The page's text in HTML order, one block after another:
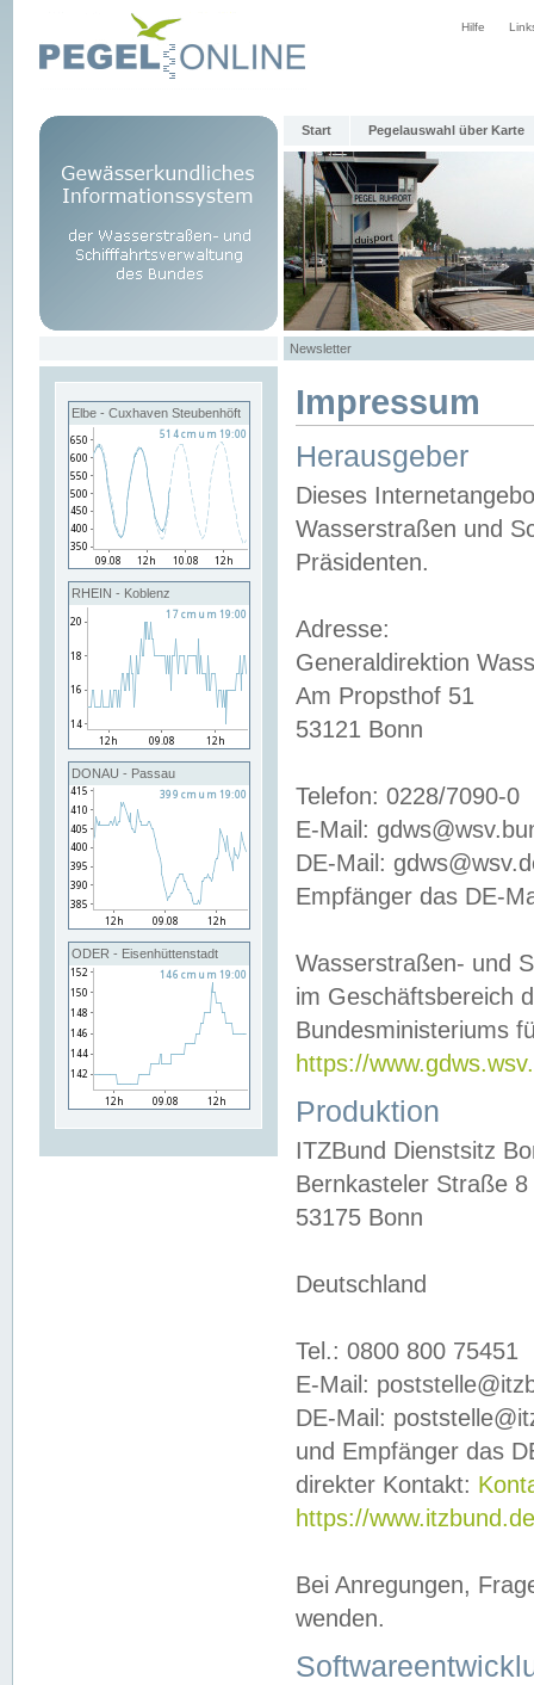
Hilfe
Start Pegelauswahl über Karte
Newsletter
Elbe - Cuxhaven Steubenhöft
RHEIN - Koblenz
DONAU - Passau
ODER - Eisenhüttenstadt
Impressum
Herausgeber
Dieses
Wasserstraßen und
Präsidenten.
Adresse:
Generaldirektion
Am Propsthof 51
53121 Bonn
Telefon: 0228/7090-0
E-Mail:
DE-Mail:
Empfänger das DE-
Wasserstraßen- und
im Geschäftsbereich
Bundesministeriums
https://
Produktion
ITZBund Dienstsitz
Bernkasteler Straße 8
53175 Bonn
Deutschland
Tel.: 0800 800 75451
E-Mail:
DE-Mail:
und Empfänger das
direkter Kontakt:
https://
Bei Anregungen,
wenden.